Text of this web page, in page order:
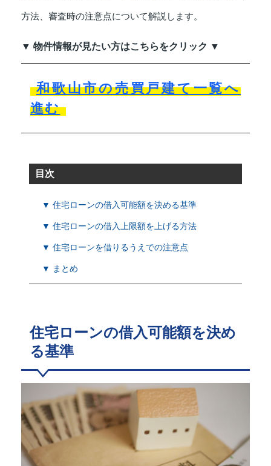
方法、審査時の注意点について解説します。
▼ 物件情報が見たい方はこちらをクリック ▼
和歌山市の売買戸建て一覧へ
進む
目次
▼ 住宅ローンの借入可能額を決める基準
▼ 住宅ローンの借入上限額を上げる方法
▼ 住宅ローンを借りるうえでの注意点
▼ まとめ
住宅ローンの借入可能額を決め
る基準